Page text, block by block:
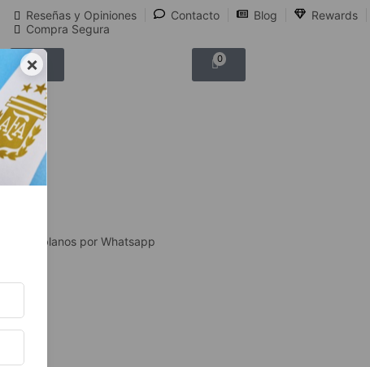
×
Reseñas y Opiniones Contacto Blog
Rewards
Compra Segura
0 0
Hablanos por Whatsapp